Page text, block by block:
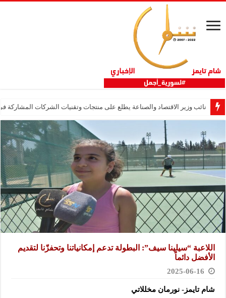
نائب وزير الاقتصاد والصناعة يطلع على منتجات وتقنيات الشركات المشاركة في
اللاعبة “سيلينا سيف”: البطولة تدعم إمكانياتنا وتحفزّنا لتقديم
الأفضل دائماً
2025-06-16
شام تايمز- نورمان مخللاتي